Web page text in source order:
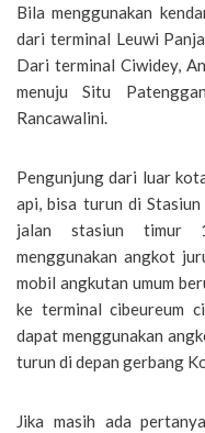
Bila menggunakan
dari terminal Leuwi
Dari terminal Ciwidey,
menuju Situ
Rancawalini.
Pengunjung dari luar
api, bisa turun di
jalan stasiun timur
menggunakan angkot
mobil angkutan umum
ke terminal cibeureum
dapat menggunakan
turun di depan gerbang
Jika masih ada